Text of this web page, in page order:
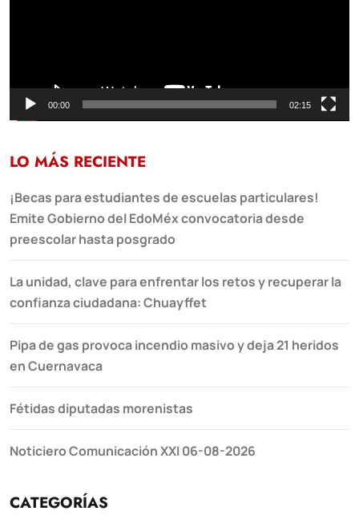
00:00 02:15
LO MÁS RECIENTE
¡Becas para estudiantes de escuelas particulares!
Emite Gobierno del EdoMéx convocatoria desde
preescolar hasta posgrado
La unidad, clave para enfrentar los retos y recuperar la
confianza ciudadana: Chuayffet
Pipa de gas provoca incendio masivo y deja 21 heridos
en Cuernavaca
Fétidas diputadas morenistas
Noticiero Comunicación XXI 06-08-2026
CATEGORÍAS